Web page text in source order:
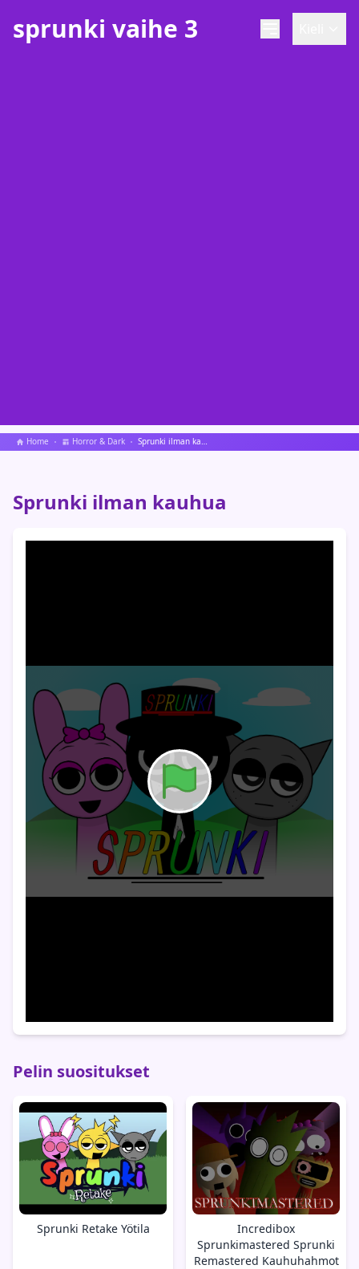
sprunki vaihe 3
Home Horror & Dark Sprunki ilman kauhua
Sprunki ilman kauhua
Pelin suositukset
Sprunki Retake Yötila
Incredibox
Sprunkimastered Sprunki
Remastered Kauhuhahmot